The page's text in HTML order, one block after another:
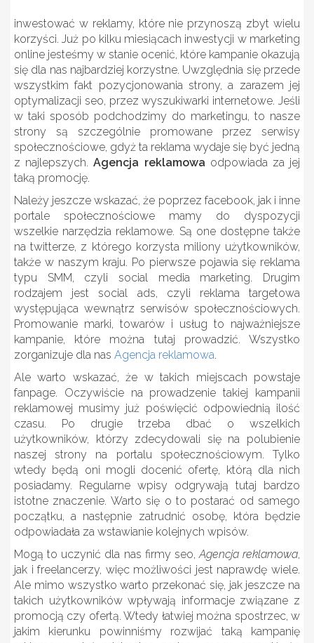
inwestować w reklamy, które nie przynoszą zbyt wielu
korzyści. Już po kilku miesiącach inwestycji w marketing
online jesteśmy w stanie ocenić, które kampanie okazują
się dla nas najbardziej korzystne. Uwzględnia się przede
wszystkim fakt pozycjonowania strony, a zarazem jej
optymalizacji seo, przez wyszukiwarki internetowe. Jeśli
w taki sposób podchodzimy do marketingu, to nasze
strony są szczególnie promowane przez serwisy
społecznościowe, gdyż ta reklama wydaje się być jedną
z najlepszych.Agencja reklamowa odpowiada za jej
taką promocję.
Należy jeszcze wskazać, że poprzez facebook, jak i inne
portale społecznościowe mamy do dyspozycji
wszelkie narzędzia reklamowe. Są one dostępne także
na twitterze, z którego korzysta miliony użytkowników,
także w naszym kraju. Po pierwsze pojawia się reklama
typu SMM, czyli social media marketing. Drugim
rodzajem jest social ads, czyli reklama targetowa
występująca wewnątrz serwisów społecznościowych.
Promowanie marki, towarów i usług to najważniejsze
kampanie, które można tutaj prowadzić. Wszystko
zorganizuje dla nas Agencja reklamowa.
Ale warto wskazać, że w takich miejscach powstaje
fanpage. Oczywiście na prowadzenie takiej kampanii
reklamowej musimy już poświęcić odpowiednią ilość
czasu. Po drugie trzeba dbać o wszelkich
użytkowników, którzy zdecydowali się na polubienie
naszej strony na portalu społecznościowym. Tylko
wtedy będą oni mogli docenić ofertę, którą dla nich
posiadamy. Regularne wpisy odgrywają tutaj bardzo
istotne znaczenie. Warto się o to postarać od samego
początku, a następnie zatrudnić osobę, która będzie
odpowiadała za wstawianie kolejnych wpisów.
Mogą to uczynić dla nas firmy seo, Agencja reklamowa,
jak i freelancerzy, więc możliwości jest naprawdę wiele.
Ale mimo wszystko warto przekonać się, jak jeszcze na
takich użytkowników wpływają informacje związane z
promocją czy ofertą. Wtedy łatwiej można spostrzec, w
jakim kierunku powinniśmy rozwijać taką kampanię